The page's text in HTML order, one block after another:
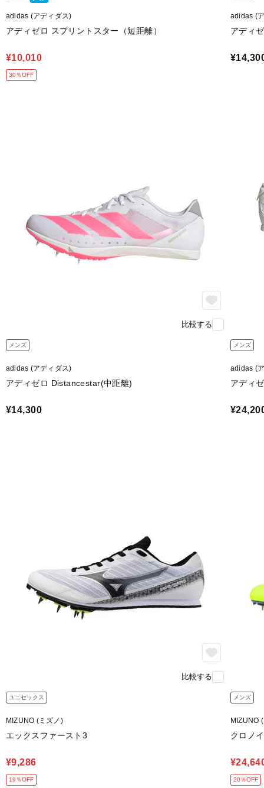
adidas (アディダス)
アディゼロ スプリントスター（短距離）
¥10,010
30％OFF
adidas (
アディ
比較する
メンズ
adidas (アディダス)
アディゼロ Distancestar(中距離)
¥14,300
メンズ
adidas (
アディ
比較する
ユニセックス
MIZUNO (ミズノ)
エックスファースト3
¥9,286
19％OFF
メンズ
MIZUNO
クロノ
20％OFF